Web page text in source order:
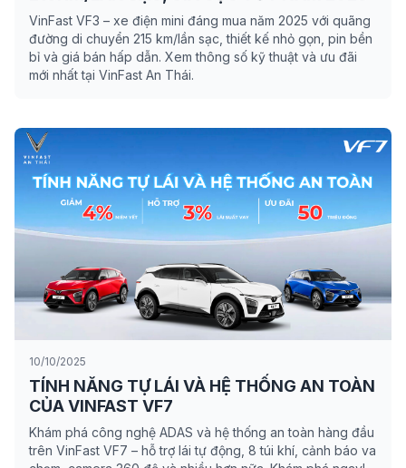
VinFast VF3 – xe điện mini đáng mua năm 2025 với quãng
đường di chuyển 215 km/lần sạc, thiết kế nhỏ gọn, pin bền
bỉ và giá bán hấp dẫn. Xem thông số kỹ thuật và ưu đãi
mới nhất tại VinFast An Thái.
10/10/2025
TÍNH NĂNG TỰ LÁI VÀ HỆ THỐNG AN TOÀN
CỦA VINFAST VF7
Khám phá công nghệ ADAS và hệ thống an toàn hàng đầu
trên VinFast VF7 – hỗ trợ lái tự động, 8 túi khí, cảnh báo va